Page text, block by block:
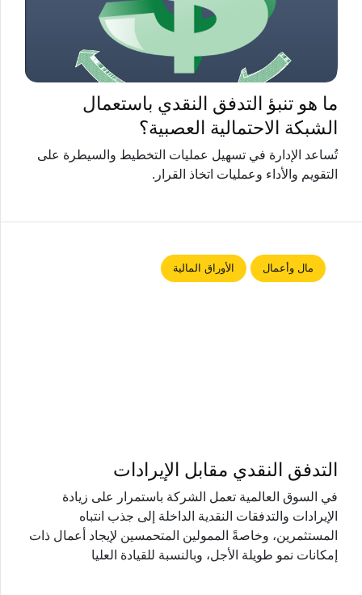
ما هو تنبؤ التدفق النقدي باستعمال
الشبكة الاحتمالية العصبية؟
تُساعد الإدارة في تسهيل عمليات التخطيط والسيطرة على
التقويم والأداء وعمليات اتخاذ القرار.
مال وأعمال الأوراق المالية
التدفق النقدي مقابل الإيرادات
في السوق العالمية تعمل الشركة باستمرار على زيادة
الإيرادات والتدفقات النقدية الداخلة إلى جذب انتباه
المستثمرين، وخاصةً الممولين المتحمسين لإيجاد أعمال ذات
إمكانات نمو طويلة الأجل، وبالنسبة للقيادة العليا